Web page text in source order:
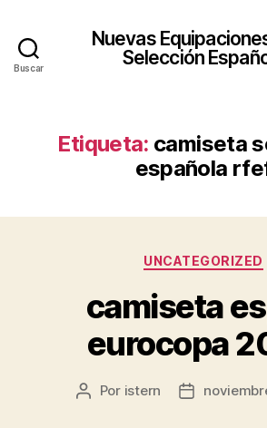
Buscar
Nuevas
Selección
Etiqueta: camiseta
española
UNCATEGORIZED
camiseta
eurocopa
Autor
Por istern
Fecha